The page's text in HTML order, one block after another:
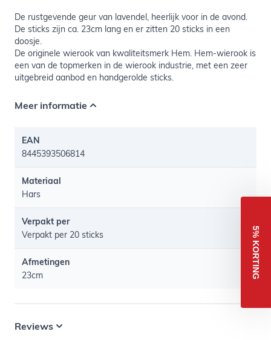
De rustgevende geur van lavendel, heerlijk voor in de avond.
De sticks zijn ca. 23cm lang en er zitten 20 sticks in een
doosje.
De originele wierook van kwaliteitsmerk Hem. Hem-wierook is
een van de topmerken in de wierook industrie, met een zeer
uitgebreid aanbod en handgerolde sticks.
Meer informatie
EAN
8445393506814
Materiaal
Hars
Verpakt per
Verpakt per 20 sticks
Afmetingen
23cm
Reviews
5% KORTING